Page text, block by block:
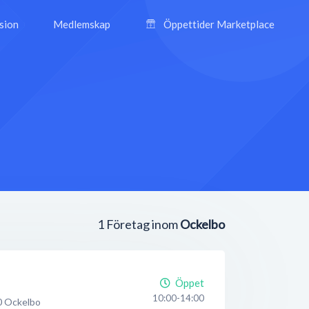
Medlemskap Öppettider Marketplace
1 Företag inomOckelbo
Ockelbo
Öppet
10:00-14:00